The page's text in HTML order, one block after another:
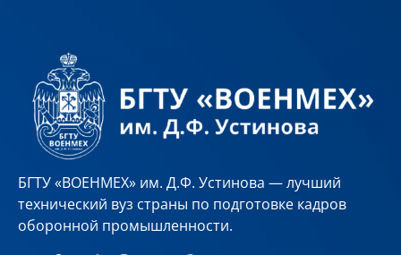
БГТУ «ВОЕНМЕХ» им. Д.Ф. Устинова — лучший
технический вуз страны по подготовке кадров
оборонной промышленности.